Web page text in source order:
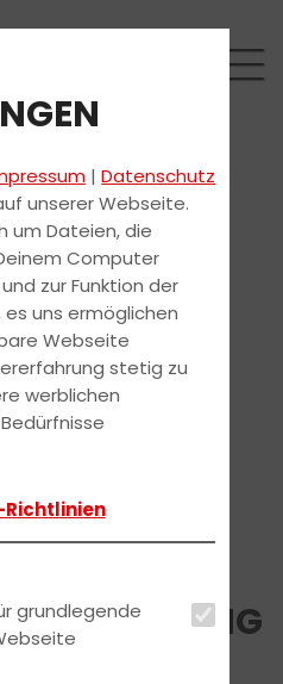
25.11.2026
|Datenschutz
unserer Webseite.
um Dateien, die
Computer
zur Funktion der
uns ermöglichen
Webseite
stetig zu
werblichen
grundlegende